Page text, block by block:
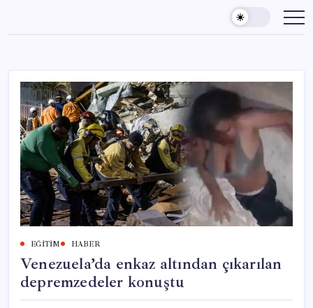
content
EĞITIM HABER
Venezuela’da enkaz altından çıkarılan
depremzedeler konuştu